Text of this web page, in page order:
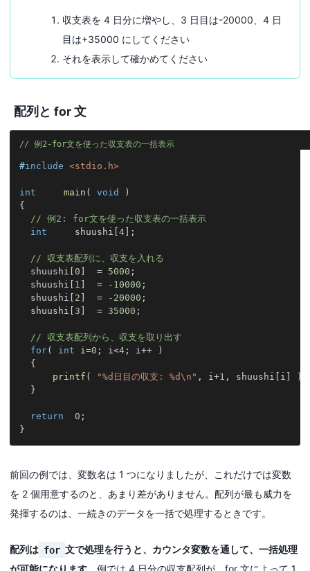
収支表を 4 日分に増やし、3 日目は-20000、4 日
目は+35000 にしてください
それを表示して確かめてください
配列と for 文
例2-for文を使った収支表の一括表示
#include <stdio.h>
int main ( void
)
{
// 例2: for文を使った収支表の一括表示
int
     shuushi
[4] ;
// 収支表配列に、収支を入れる
  shuushi
[0 ] = 5000 ;
  shuushi
[ 1 ] = - 10000 ;
  shuushi
[ 2 ] = - 20000 ;
  shuushi
[ 3 ] = 35000 ;
// 収支表配列から、収支を取り出す
for( int i =0 ; i <4 ; i ++
)
{
printf ( "%d日目の収支: %d\n" , i +1 , shuushi [ i ] )
}
return 0 ;
}
前回の例では、変数名は 1 つになりましたが、これだけでは変数
を 2 個用意するのと、あまり差がありません。配列が最も威力を
発揮するのは、一続きのデータを一括で処理するときです。
配列は for 文で処理を行うと、カウンタ変数を通して、一括処理